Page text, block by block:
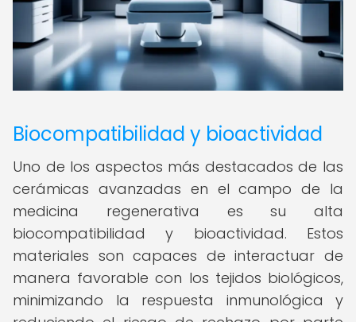
Biocompatibilidad y bioactividad
Uno de los aspectos más destacados de las
cerámicas avanzadas en el campo de la
medicina regenerativa es su alta
biocompatibilidad y bioactividad. Estos
materiales son capaces de interactuar de
manera favorable con los tejidos biológicos,
minimizando la respuesta inmunológica y